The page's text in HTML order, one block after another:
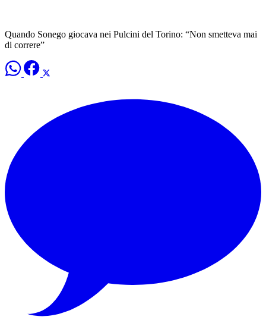
Quando Sonego giocava nei Pulcini del Torino: “Non smetteva mai
di correre”